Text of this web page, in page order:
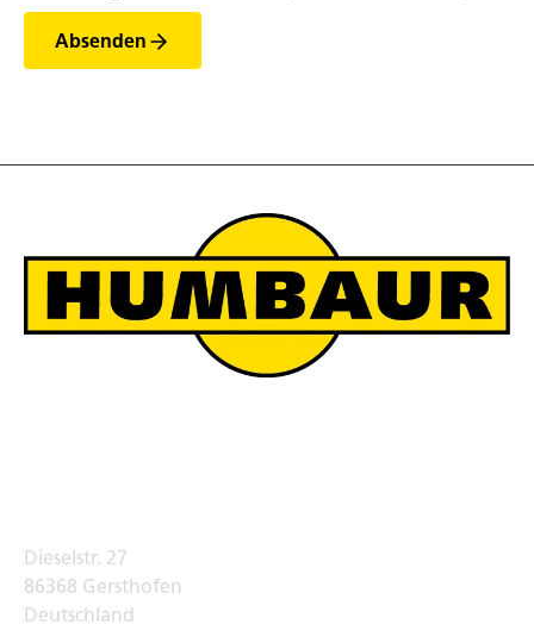
Absenden
Dieselstr. 27
86368 Gersthofen
Deutschland